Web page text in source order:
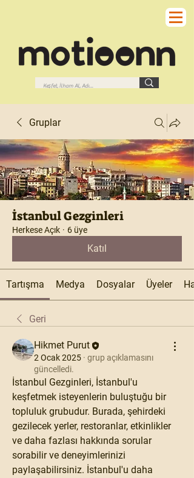
Gruplar
İstanbul Gezginleri
Herkese Açık · 6 üye
Katıl
Tartışma Medya Dosyalar Üyeler
Geri
Hikmet Purut
2 Ocak 2025 · grup açıklamasını
güncelledi.
İstanbul Gezginleri, İstanbul'u
keşfetmek isteyenlerin buluştuğu bir
topluluk grubudur. Burada, şehirdeki
gezilecek yerler, restoranlar, etkinlikler
ve daha fazlası hakkında sorular
sorabilir ve deneyimlerinizi
paylaşabilirsiniz. İstanbul'u daha